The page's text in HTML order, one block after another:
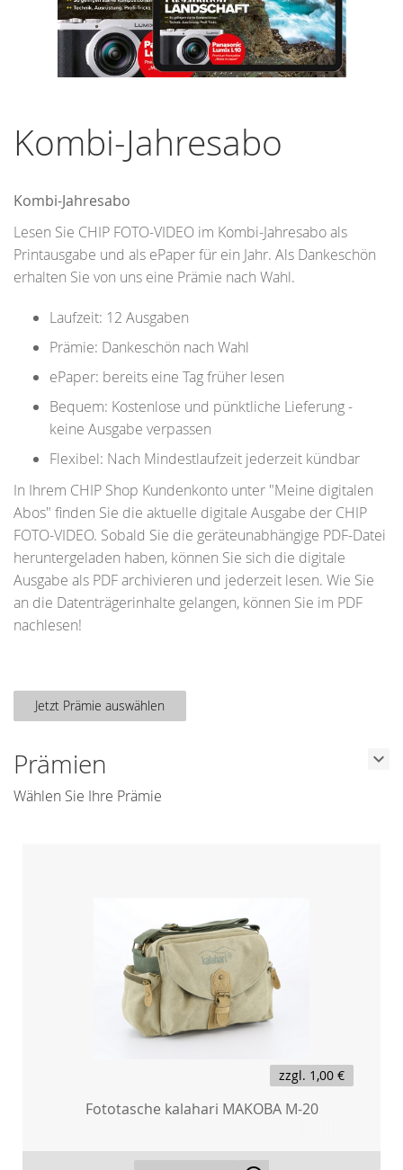
der
Bildergalerie
Kombi-Jahresabo
Kombi-Jahresabo
Lesen Sie CHIP FOTO-VIDEO im Kombi-Jahresabo als
Printausgabe und als ePaper für ein Jahr. Als Dankeschön
erhalten Sie von uns eine Prämie nach Wahl.
Laufzeit: 12 Ausgaben
Prämie: Dankeschön nach Wahl
ePaper: bereits eine Tag früher lesen
Bequem: Kostenlose und pünktliche Lieferung -
keine Ausgabe verpassen
Flexibel: Nach Mindestlaufzeit jederzeit kündbar
In Ihrem CHIP Shop Kundenkonto unter "Meine digitalen
Abos" finden Sie die aktuelle digitale Ausgabe der CHIP
FOTO-VIDEO. Sobald Sie die geräteunabhängige PDF-Datei
heruntergeladen haben, können Sie sich die digitale
Ausgabe als PDF archivieren und jederzeit lesen. Wie Sie
an die Datenträgerinhalte gelangen, können Sie im PDF
nachlesen!
Jetzt Prämie auswählen
Prämien
Wählen Sie Ihre Prämie
zzgl. 1,00 €
Fototasche kalahari MAKOBA M-20